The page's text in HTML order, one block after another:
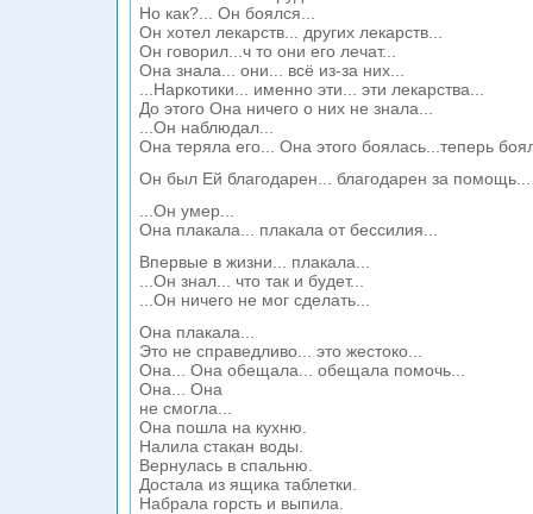
Но как?... Он боялся...
Он хотел лекарств... других лекарств...
Он говорил...ч то они его лечат...
Она знала... они... всё из-за них...
...Наркотики... именно эти... эти лекарства...
До этого Она ничего о них не знала...
...Он наблюдал...
Она теряла его... Она этого боялась...теперь
Он был Ей благодарен... благодарен за
...Он умер...
Она плакала... плакала от бессилия...
Впервые в жизни... плакала...
...Он знал... что так и будет...
...Он ничего не мог сделать...
Она плакала...
Это не справедливо... это жестоко...
Она... Она обещала... обещала помочь...
Она... Она
не смогла...
Она пошла на кухню.
Налила стакан воды.
Вернулась в спальню.
Достала из ящика таблетки.
Набрала горсть и выпила.